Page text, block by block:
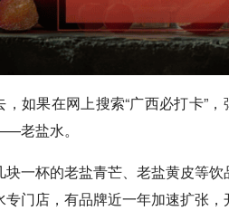
，如果在网上搜索“广西必打卡”
老盐水。
块一杯的老盐青芒、老盐黄皮等
专门店，有品牌近一年加速扩张